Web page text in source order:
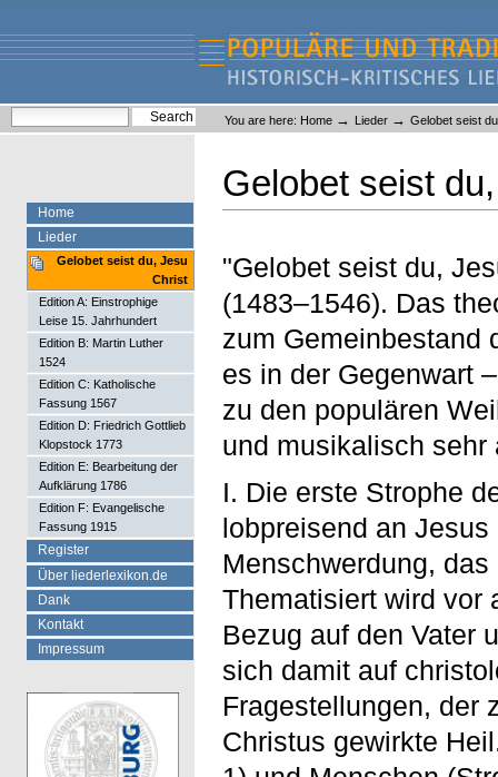
content.
navigation
Liederlexikon
Personal
tools
You are here: Home → Lieder → Gelobet seist
Gelobet seist
"Gelobet seist du,
(1483–1546). Das
zum Gemeinbestand
es in der Gegenwart
zu den populären
und musikalisch
I. Die erste Strophe
lobpreisend an
Menschwerdung,
Thematisiert wird vor
Bezug auf den Vater
sich damit auf
Fragestellungen, der
Christus gewirkte
Home
Lieder
Gelobet seist du, Jesu
Christ
Edition A: Einstrophige
Leise 15. Jahrhundert
Edition B: Martin Luther
1524
Edition C: Katholische
Fassung 1567
Edition D: Friedrich Gottlieb
Klopstock 1773
Edition E: Bearbeitung der
Aufklärung 1786
Edition F: Evangelische
Fassung 1915
Register
Über liederlexikon.de
Dank
Kontakt
Impressum